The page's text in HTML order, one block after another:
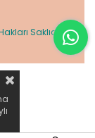
Saklıdır.